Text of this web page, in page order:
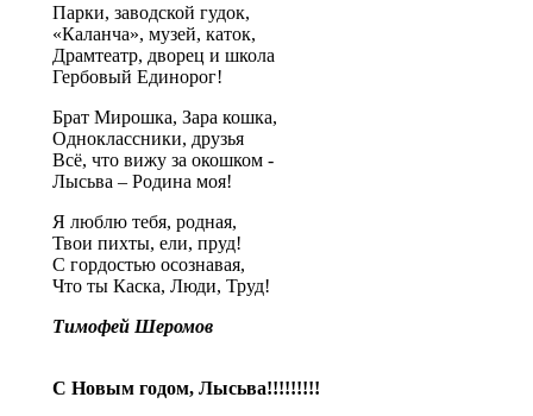
Парки, заводской гудок,
«Каланча», музей, каток,
Драмтеатр, дворец и школа
Гербовый Единорог!
Брат Мирошка, Зара кошка,
Одноклассники, друзья
Всё, что вижу за окошком -
Лысьва – Родина моя!
Я люблю тебя, родная,
Твои пихты, ели, пруд!
С гордостью осознавая,
Что ты Каска, Люди, Труд!
Тимофей Шеромов
С Новым годом, Лысьва!!!!!!!!!